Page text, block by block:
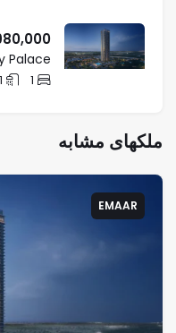
Palace
1
1
ملکهای مشابه
EMAAR